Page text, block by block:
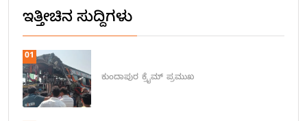
ಇತ್ತೀಚಿನ ಸುದ್ದಿಗಳು
01
ಕುಂದಾಪುರ ಕ್ರೈಮ್ ಪ್ರಮುಖ